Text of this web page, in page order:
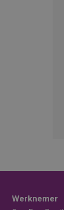
Werknemer